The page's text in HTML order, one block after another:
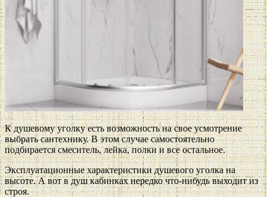
К душевому уголку есть возможность на свое усмотрение
выбрать сантехнику. В этом случае самостоятельно
подбирается смеситель, лейка, полки и все остальное.
Эксплуатационные характеристики душевого уголка на
высоте. А вот в душ кабинках нередко что-нибудь выходит из
строя.